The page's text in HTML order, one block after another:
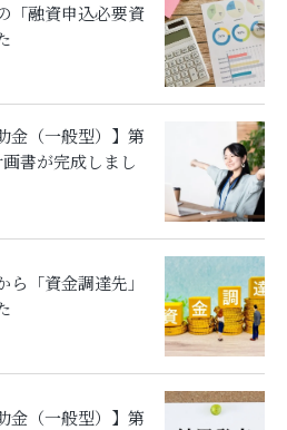
「融資申込必要資
金（一般型）】第
書が完成しまし
ら「資金調達先」
金（一般型）】第